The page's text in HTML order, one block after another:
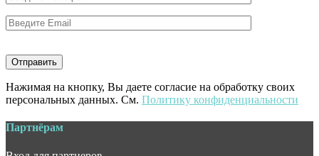
Нажимая на кнопку, Вы даете согласие на обработку своих
персональных данных. См. Политику конфиденциальности
Партнёрам